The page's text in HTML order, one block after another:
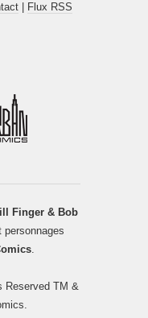
| Flux RSS
Finger & Bob
.
Reserved TM &